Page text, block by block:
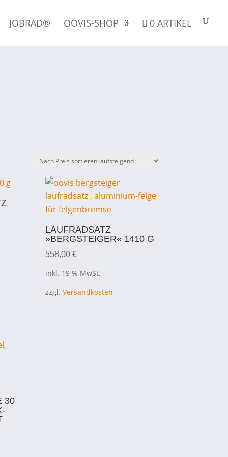
JOBRAD® OOVIS-SHOP 0 ARTIKEL
LAUFRADSATZ
»BERGSTEIGER« 1410 G
558,00€
inkl. 19 % MwSt.
zzgl.Versandkosten
30